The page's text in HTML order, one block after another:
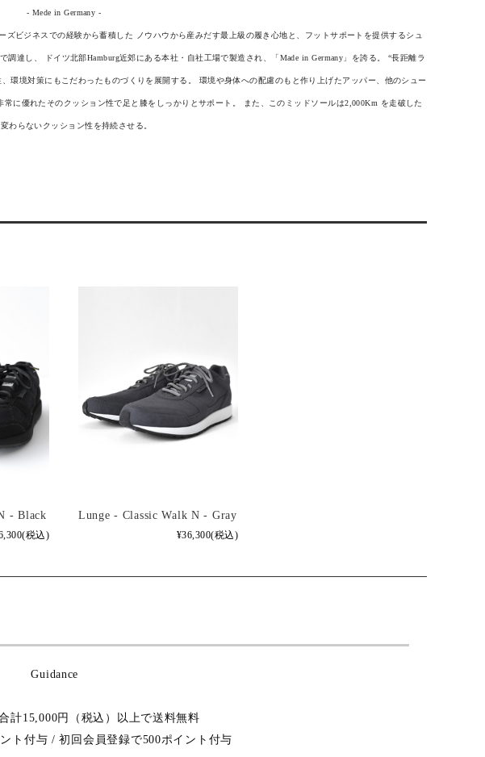
- Mede in Germany -
ビジネスでの経験から蓄積した ノウハウから産みだす最上級の履き心地と、フットサポートを提供するシュ
達し、 ドイツ北部Hamburg近郊にある本社・自社工場で製造され、「Made in Germany」を誇る。 “長距離ラ
環境対策にもこだわったものづくりを展開する。 環境や身体への配慮のもと作り上げたアッパー、他のシュー
に優れたそのクッション性で足と膝をしっかりとサポート。 また、このミッドソールは2,000Km を走破した
わらないクッション性を持続させる。
- Black
(税込)
Lunge - Classic Walk N - Gray
¥36,300(税込)
Guidance
計15,000円（税込）以上で送料無料
ト付与 / 初回会員登録で500ポイント付与